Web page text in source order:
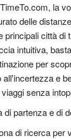
la
delle
principali città di
intuitiva,
per
all'incertezza e
senza
di partenza e di
di ricerca per